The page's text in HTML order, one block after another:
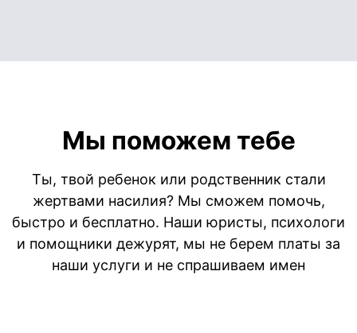
Мы поможем тебе
Ты, твой ребенок или родственник стали
жертвами насилия? Мы сможем помочь,
быстро и бесплатно. Наши юристы, психологи
и помощники дежурят, мы не берем платы за
наши услуги и не спрашиваем имен